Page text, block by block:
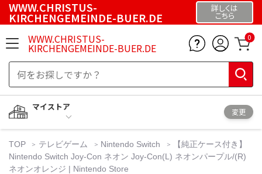
WWW.CHRISTUS-
KIRCHENGEMEINDE-BUER.DE
詳しくは
こちら
WWW.CHRISTUS-
KIRCHENGEMEINDE-BUER.DE
0
マイストア
変更
TOP テレビゲーム Nintendo Switch
【純正ケース付き】
Nintendo Switch Joy-Con ネオン Joy-Con(L) ネオンパープル/(R)
ネオンオレンジ | Nintendo Store